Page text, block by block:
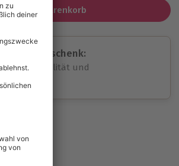
In den Warenkorb
Geschenk:
volle Flexibilität und
für alle Erlebnisse